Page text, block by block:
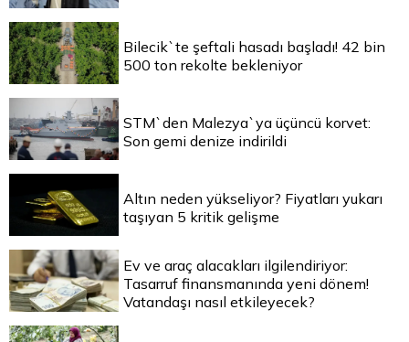
Bilecik`te şeftali hasadı başladı! 42 bin
500 ton rekolte bekleniyor
STM`den Malezya`ya üçüncü korvet:
Son gemi denize indirildi
Altın neden yükseliyor? Fiyatları yukarı
taşıyan 5 kritik gelişme
Ev ve araç alacakları ilgilendiriyor:
Tasarruf finansmanında yeni dönem!
Vatandaşı nasıl etkileyecek?